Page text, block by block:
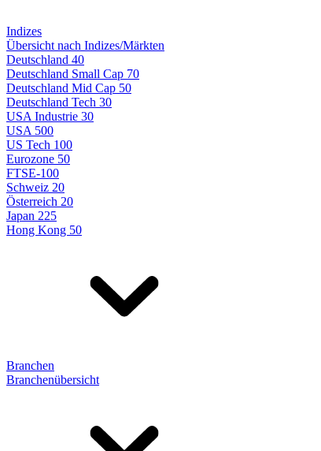
Indizes
Übersicht nach Indizes/Märkten
Deutschland 40
Deutschland Small Cap 70
Deutschland Mid Cap 50
Deutschland Tech 30
USA Industrie 30
USA 500
US Tech 100
Eurozone 50
FTSE-100
Schweiz 20
Österreich 20
Japan 225
Hong Kong 50
Branchen
Branchenübersicht